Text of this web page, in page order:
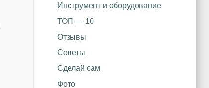
Инструмент и оборудование
ТОП — 10
Отзывы
Советы
Сделай сам
Фото